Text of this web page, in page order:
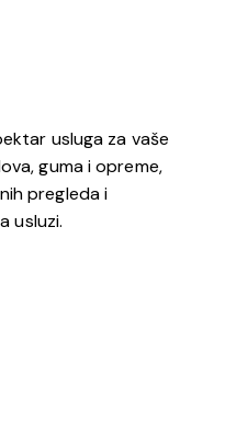
usluga za vaše
guma i opreme,
pregleda i
usluzi.